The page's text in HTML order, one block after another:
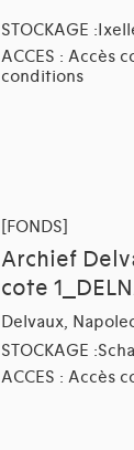
STOCKAGE
ACCES : Accès
conditions
[FONDS]
Archief
cote
Delvaux,
STOCKAGE
ACCES : Accès